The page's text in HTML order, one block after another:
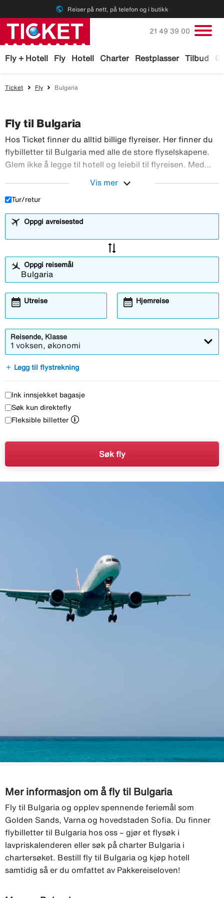
public Reiser på nett, på telefon og i butikk
Fly + Hotell Fly Hotell Charter Restplasser Tilbud
Ring oss på
21 49 39 00
Ticket Fly Bulgaria
Fly til Bulgaria
Hos Ticket finner du alltid billige flyreiser. Her finner du
flybilletter til Bulgaria med alle de store flyselskapene.
Glem ikke å legge til hotell og leiebil til flyreisen. Med
Vis mer expand_more
Tur/retur
Oppgi avreisested
sync_alt
Oppgi reisemål
Utreise
calendar_month Hjemreise
calendar_month
Reisende, Klasse
1 voksen, økonomi
add Legg til flystrekning
Ink innsjekket bagasje
Søk kun direktefly
Fleksible billetter
Søk fly
Mer informasjon om å fly til Bulgaria
Fly til Bulgaria og opplev spennende feriemål som
Golden Sands, Varna og hovedstaden Sofia. Du finner
flybilletter til Bulgaria hos oss – gjør et flysøk i
lavpriskalenderen eller søk på charter Bulgaria i
chartersøket. Bestill fly til Bulgaria og kjøp hotell
samtidig så er du omfattet av Pakkereiseloven!